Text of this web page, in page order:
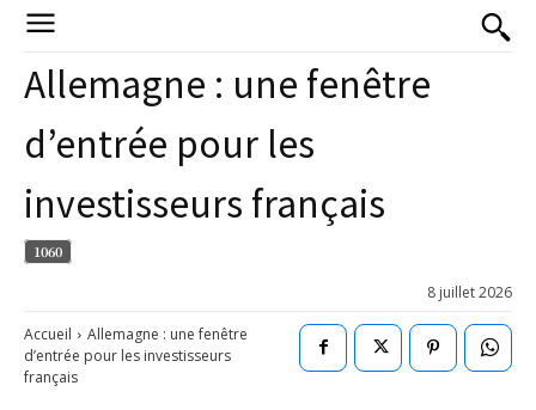
Allemagne : une fenêtre
d’entrée pour les
investisseurs français
1060
8 juillet 2026
Accueil
Allemagne : une fenêtre
d’entrée pour les investisseurs
français